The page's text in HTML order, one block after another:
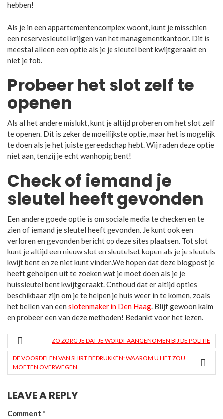
hebben!
Als je in een appartementencomplex woont, kunt je misschien
een reservesleutel krijgen van het managementkantoor. Dit is
meestal alleen een optie als je je sleutel bent kwijtgeraakt en
niet je fob.
Probeer het slot zelf te
openen
Als al het andere mislukt, kunt je altijd proberen om het slot zelf
te openen. Dit is zeker de moeilijkste optie, maar het is mogelijk
te doen als je het juiste gereedschap hebt. Wij raden deze optie
niet aan, tenzij je echt wanhopig bent!
Check of iemand je
sleutel heeft gevonden
Een andere goede optie is om sociale media te checken en te
zien of iemand je sleutel heeft gevonden. Je kunt ook een
verloren en gevonden bericht op deze sites plaatsen. Tot slot
kunt je altijd een nieuw slot en sleutelset kopen als je je sleutels
kwijt bent en ze niet kunt vinden.We hopen dat deze blogpost je
heeft geholpen uit te zoeken wat je moet doen als je je
huissleutel bent kwijtgeraakt. Onthoud dat er altijd opties
beschikbaar zijn om je te helpen je huis weer in te komen, zoals
het bellen van een slotenmaker in Den Haag. Blijf gewoon kalm
en probeer een van deze methoden! Bedankt voor het lezen.
ZO ZORG JE DAT JE WORDT AANGENOMEN BIJ DE POLITIE
DE VOORDELEN VAN SHIRT BEDRUKKEN: WAAROM U HET ZOU
MOETEN OVERWEGEN
LEAVE A REPLY
Comment *